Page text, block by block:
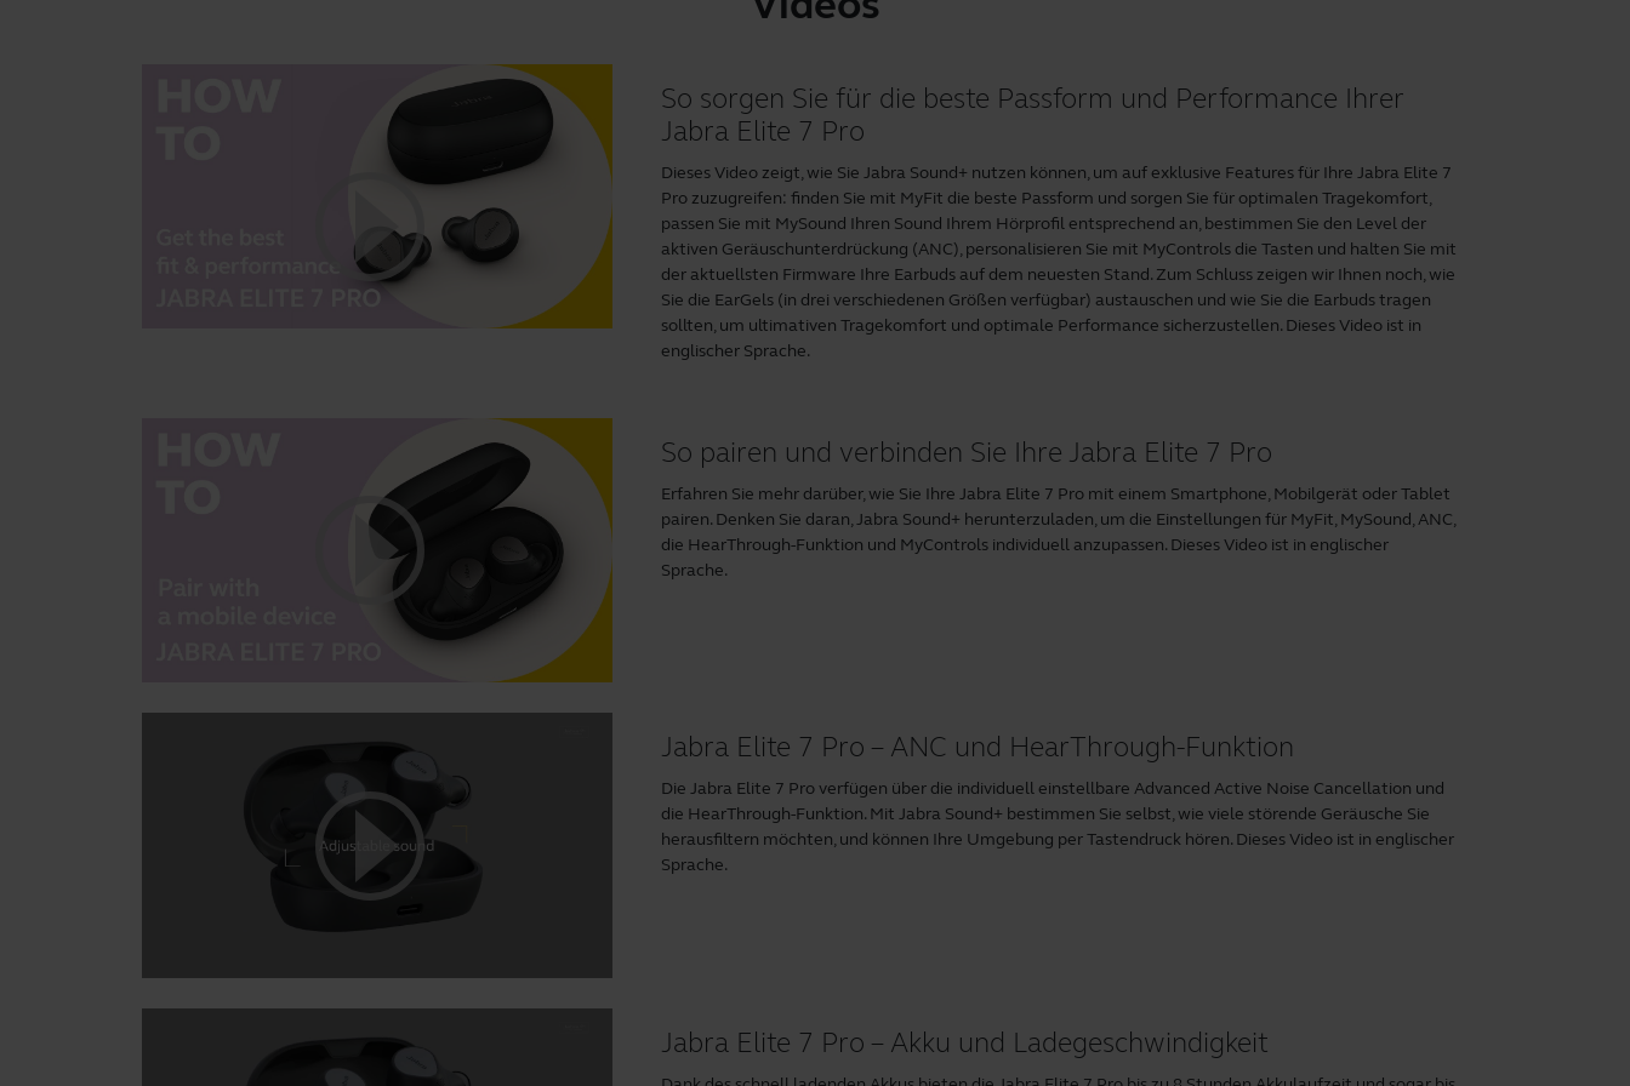
So sorgen Sie für die beste Passform und Performance Ihrer
Jabra Elite 7 Pro
Dieses Video zeigt, wie SieJabra Sound+ nutzen können, um auf exklusive Features für Ihre Jabra Elite 7
Pro zuzugreifen: finden Sie mit MyFit die beste Passform und sorgen Sie für optimalen Tragekomfort,
passen Sie mit MySound Ihren Sound Ihrem Hörprofil entsprechend an, bestimmen Sie den Level der
aktiven Geräuschunterdrückung (ANC), personalisieren Sie mit MyControls die Tasten und halten Sie mit
der aktuellsten Firmware Ihre Earbuds auf dem neuesten Stand. Zum Schluss zeigen wir Ihnen noch, wie
Sie die EarGels (in drei verschiedenen Größen verfügbar) austauschen und wie Sie die Earbuds tragen
sollten, um ultimativen Tragekomfort und optimale Performance sicherzustellen. Dieses Video ist in
englischer Sprache.
So pairen und verbinden Sie Ihre Jabra Elite 7 Pro
Erfahren Sie mehr darüber, wie Sie Ihre Jabra Elite 7 Pro mit einem Smartphone, Mobilgerät oder Tablet
pairen. Denken Sie daran,Jabra Sound+ herunterzuladen, um die Einstellungen für MyFit, MySound, ANC,
die HearThrough-Funktion und MyControls individuell anzupassen. Dieses Video ist in englischer
Sprache.
Jabra Elite 7 Pro – ANC und HearThrough-Funktion
Die Jabra Elite 7 Pro verfügen über die individuell einstellbare Advanced Active Noise Cancellation und
die HearThrough-Funktion. MitJabra Sound+ bestimmen Sie selbst, wie viele störende Geräusche Sie
herausfiltern möchten, und können Ihre Umgebung per Tastendruck hören. Dieses Video ist in englischer
Sprache.
Jabra Elite 7 Pro – Akku und Ladegeschwindigkeit